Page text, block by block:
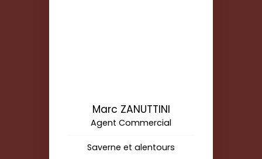
Marc ZANUTTINI
Agent Commercial
Saverne et alentours